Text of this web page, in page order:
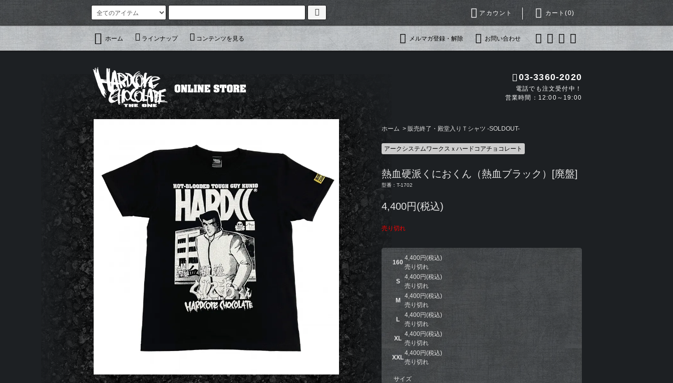
アカウント カート(0)
ホーム ラインナップ コンテンツを見る メルマガ登録・解除 お問い合わせ
03-3360-2020
電話でも注文受付中！
営業時間：12:00～19:00
ホーム > 販売終了・殿堂入りＴシャツ -SOLDOUT-
アークシステムワークスｘハードコアチョコレート
熱血硬派くにおくん（熱血ブラック）[廃盤]
型番：T-1702
4,400円(税込)
売り切れ
160
4,400円(税込)
売り切れ
S
4,400円(税込)
売り切れ
M
4,400円(税込)
売り切れ
L
4,400円(税込)
売り切れ
XL
4,400円(税込)
売り切れ
XXL
4,400円(税込)
売り切れ
サイズ